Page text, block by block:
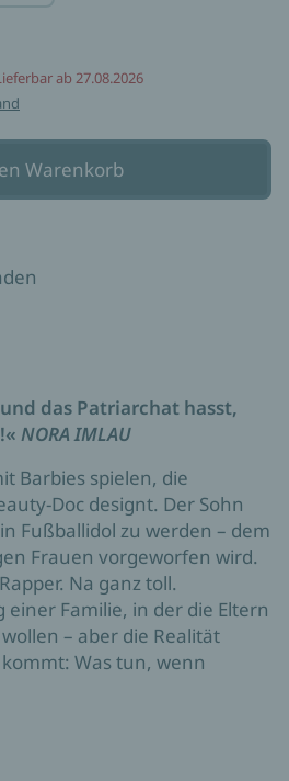
ab 27.08.2026
Warenkorb
das Patriarchat hasst,
NORA IMLAU
Barbies spielen, die
Doc designt. Der Sohn
Fußballidol zu werden – dem
Frauen vorgeworfen wird.
Na ganz toll.
Familie, in der die Eltern
– aber die Realität
Was tun, wenn
ist? Und Jungs auf
rechte TikToks
man dagegen an?
der patriarchalen